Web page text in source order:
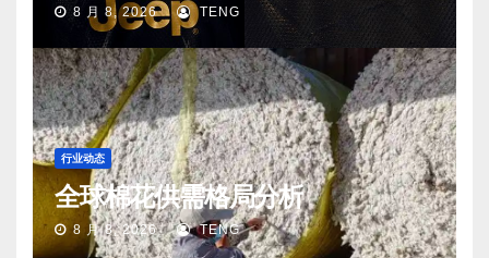
8 月 8, 2026 TENG
行业动态
全球棉花供需格局分析
8 月 8, 2026 TENG